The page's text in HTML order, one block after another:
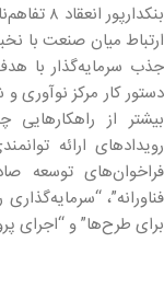
ارتباط میان صنعت با
جذب سرمایه‌گذار با
دستور کار مرکز نوآوری
بیشتر از
رویدادهای ارائه
فراخوان‌های توسعه
فناورانه”،
برای طرح‌ها” و “اجرای